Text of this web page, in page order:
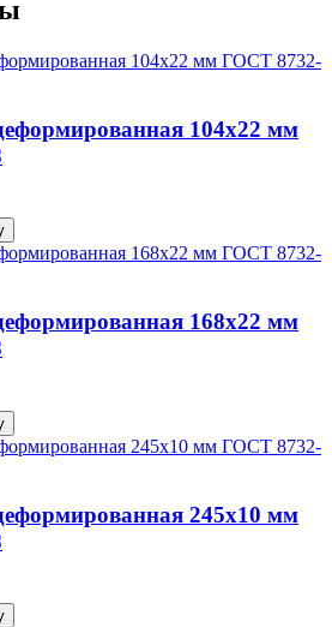
104х22 мм
168х22 мм
245х10 мм